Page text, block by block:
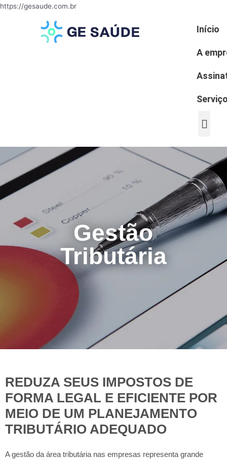
https://gesaude.com.br
Início
A
Gestão
Tributária
REDUZA SEUS IMPOSTOS DE
FORMA LEGAL E EFICIENTE POR
MEIO DE UM PLANEJAMENTO
TRIBUTÁRIO ADEQUADO
A gestão da área tributária nas empresas representa grande